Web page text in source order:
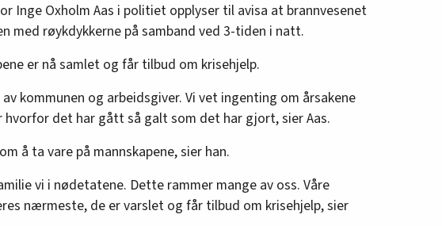
Inge Oxholm Aas i politiet opplyser til avisa at brannvesenet
med røykdykkerne på samband ved 3-tiden i natt.
er nå samlet og får tilbud om krisehjelp.
kommunen og arbeidsgiver. Vi vet ingenting om årsakene
hvorfor det har gått så galt som det har gjort, sier Aas.
å ta vare på mannskapene, sier han.
vi i nødetatene. Dette rammer mange av oss. Våre
nærmeste, de er varslet og får tilbud om krisehjelp, sier